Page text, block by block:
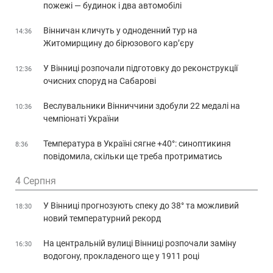
пожежі — будинок і два автомобілі
14:36
Вінничан кличуть у одноденний тур на
Житомирщину до бірюзового кар’єру
12:36
У Вінниці розпочали підготовку до реконструкції
очисних споруд на Сабарові
10:36
Веслувальники Вінниччини здобули 22 медалі на
чемпіонаті України
8:36
Температура в Україні сягне +40°: синоптикиня
повідомила, скільки ще треба протриматись
4 Серпня
18:30
У Вінниці прогнозують спеку до 38° та можливий
новий температурний рекорд
16:30
На центральній вулиці Вінниці розпочали заміну
водогону, прокладеного ще у 1911 році